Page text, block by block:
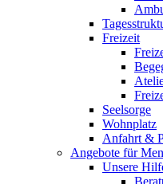
Freizeit
Seelsorge
Wohnplatz
Anfahrt &
Angebote für
Unsere